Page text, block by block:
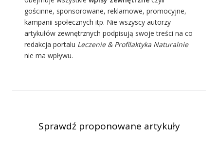
gościnne, sponsorowane, reklamowe, promocyjne,
kampanii społecznych itp. Nie wszyscy autorzy
artykułów zewnętrznych podpisują swoje treści na co
redakcja portalu Leczenie & Profilaktyka Naturalnie
nie ma wpływu.
Sprawdź proponowane artykuły